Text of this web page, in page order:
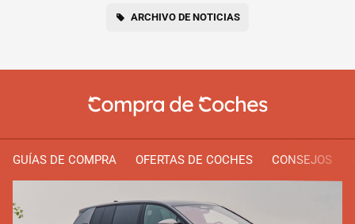
ARCHIVO DE NOTICIAS
GUÍAS DE COMPRA OFERTAS DE COCHES CONSEJOS